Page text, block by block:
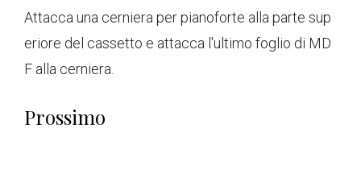
Attacca una cerniera per pianoforte alla parte sup
eriore del cassetto e attacca l'ultimo foglio di MD
F alla cerniera.
Prossimo